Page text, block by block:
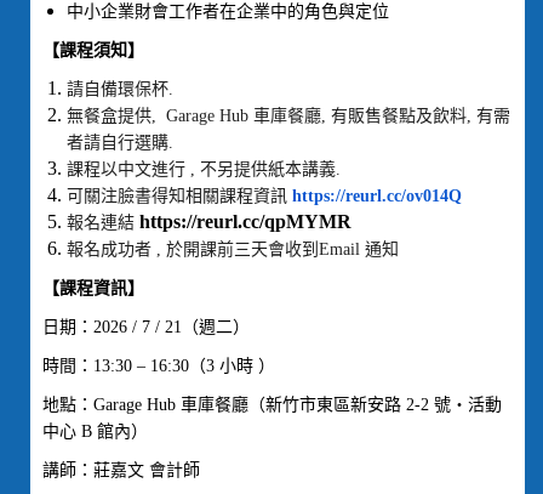
中小企業財會工作者在企業中的角色與定位
【課程須知】
請自備環保杯.
無餐盒提供, Garage Hub 車庫餐廳, 有販售餐點及飲料, 有需
者請自行選購.
課程以中文進行 , 不另提供紙本講義.
可關注臉書得知相關課程資訊 https://reurl.cc/ov014Q
報名連結 https://reurl.cc/qpMYMR
報名成功者 , 於開課前三天會收到Email 通知
【課程資訊】
日期：2026 / 7 / 21（週二）
時間：13:30 – 16:30（3 小時 ）
地點：Garage Hub 車庫餐廳（新竹市東區新安路 2-2 號‧活動
中心 B 館內）
講師：莊嘉文 會計師